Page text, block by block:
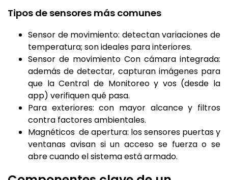
Tipos de sensores más comunes
Sensor de movimiento: detectan variaciones de
temperatura; son ideales para interiores.
Sensor de movimiento Con cámara integrada:
además de detectar, capturan imágenes para
que la Central de Monitoreo y vos (desde la
app) verifiquen qué pasa.
Para exteriores: con mayor alcance y filtros
contra factores ambientales.
Magnéticos de apertura: los sensores puertas y
ventanas avisan si un acceso se fuerza o se
abre cuando el sistema está armado.